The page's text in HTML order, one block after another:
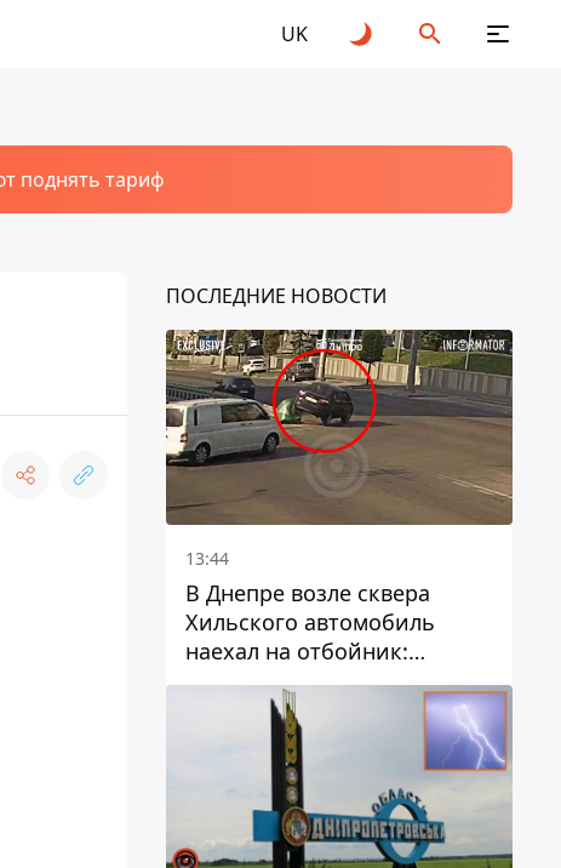
UK
поднять тариф
ПОСЛЕДНИЕ НОВОСТИ
13:44
В Днепре возле сквера
Хильского автомобиль
наехал на отбойник:
момент происшествия